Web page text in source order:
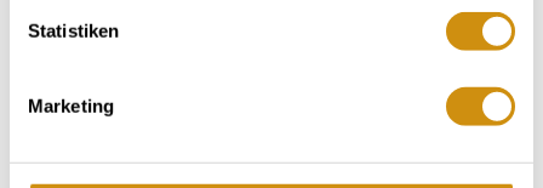
Statistiken
Marketing